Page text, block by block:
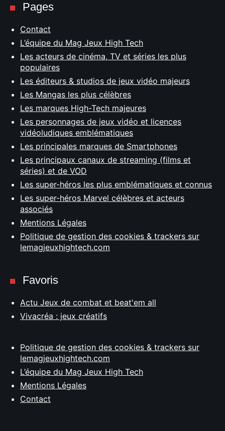
Pages
Contact
L’équipe du Mag Jeux High Tech
Les acteurs de cinéma, TV et séries les plus
populaires
Les éditeurs & studios de jeux vidéo majeurs
Les Mangas les plus célèbres
Les marques High-Tech majeures
Les personnages de jeux vidéo et licences
vidéoludiques emblématiques
Les principales marques de Smartphones
Les principaux canaux de streaming (films et
séries) et de VOD
Les super-héros les plus emblématiques et connus
Les super-héros Marvel célèbres et acteurs
associés
Mentions Légales
Politique de gestion des cookies & trackers sur
lemagjeuxhightech.com
Favoris
Actu Jeux de combat et beat'em all
Vivacréa : jeux créatifs
Politique de gestion des cookies & trackers sur
lemagjeuxhightech.com
L’équipe du Mag Jeux High Tech
Mentions Légales
Contact